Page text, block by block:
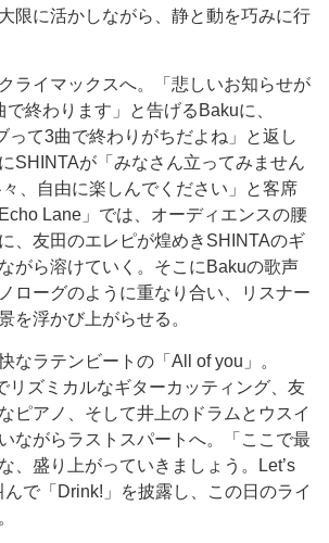
限に活かしながら、静と動を巧みに行
ライマックスへ。「悲しいお知らせが
終わります」と告げるBakuに、
って3曲で終わりがちだよね」と返し
SHINTAが「みなさん立ってみません
、自由に楽しんでください」と客席
Lane」では、オーディエンスの腰
、友田のエレピが煌めきSHINTAのギ
がら溶けていく。そこにBakuの歌声
ローグのように重なり合い、リスナー
を浮かび上がらせる。
なラテンビートの「All of you」。
リズミカルなギターカッティング、友
ピアノ、そして井上のドラムとウスイ
ながらラストスパートへ。「ここで最
、盛り上がっていきましょう。Let’s
で「Drink!」を披露し、この日のライ